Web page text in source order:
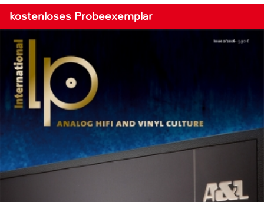
kostenloses Probeexemplar